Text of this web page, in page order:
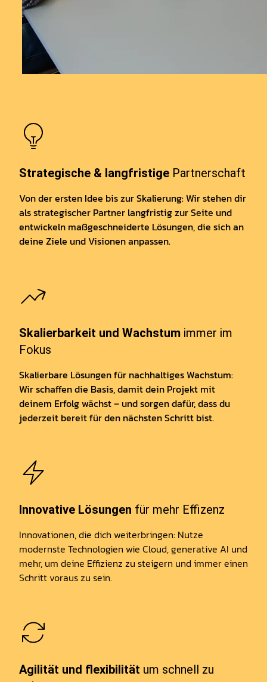
Strategische & langfristige Partnerschaft
Von der ersten Idee bis zur Skalierung: Wir stehen dir
als strategischer Partner langfristig zur Seite und
entwickeln maßgeschneiderte Lösungen, die sich an
deine Ziele und Visionen anpassen.
Skalierbarkeit und Wachstum immer im
Fokus
Skalierbare Lösungen für nachhaltiges Wachstum:
Wir schaffen die Basis, damit dein Projekt mit
deinem Erfolg wächst – und sorgen dafür, dass du
jederzeit bereit für den nächsten Schritt bist.
Innovative Lösungen für mehr Effizenz
Innovationen, die dich weiterbringen: Nutze
modernste Technologien wie Cloud, generative AI und
mehr, um deine Effizienz zu steigern und immer einen
Schritt voraus zu sein.
Agilität und flexibilität um schnell zu